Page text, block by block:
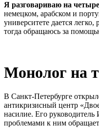
Я разговариваю на
немецком, арабском и
университете дается легко,
тогда обращаюсь за
Монолог на
В Санкт-Петербурге
антикризисный центр
насилие. Его руководитель
проблемами к ним